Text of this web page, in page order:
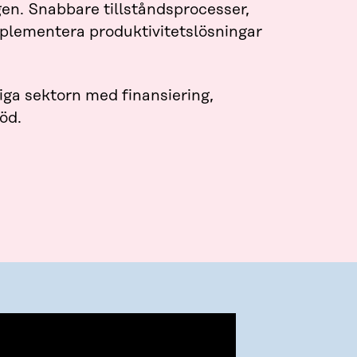
Snabbare tillståndsprocesser,
produktivitetslösningar
sektorn med finansiering,